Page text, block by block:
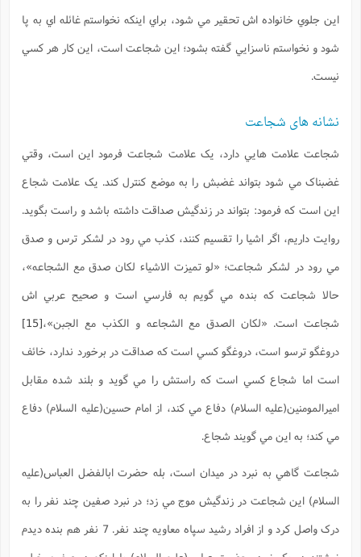
اين جلوي خانواده اش تحقير مي شود، براي اينکه نخواستم غائله اي به پا
شود و نخواستم ناسزايي گفته بشود؛ اين شجاعت است، اين کار هر کسي
نيست.
نشانه های شجاعت
شجاعت علامت هايي دارد، يک علامت شجاعت فرمود اين است، وقتي
غضبناک مي شود بتواند غضبش را به موضع کنترل کند. يک علامت شجاع
اين است که فرمود: بتواند در زندگيش صداقت داشته باشد و راست بگويد.
روايت داريم، اگر اشيا را تقسيم کنند، کذب مي رود در لشکر ترس و صدق
مي رود در لشکر شجاعت؛ «لو تميزت الاشياء لکان صدق مع الشجاعه»،
حالا شجاعت که بنده مي گويم به فارسي است و صحيح عربي اش
شجاعت است. «لکان الصدق مع الشجاعه و الکذب مع الجبن»،[15]
دروغگو ترسو است، دروغگو کسي است که صداقت در برخورد ندارد، خائف
است اما شجاع کسي است که راستش را مي گويد و بلند شده مقابل
اميرالمومنين(علیه السلام) دفاع مي کند، از امام حسين(علیه السلام) دفاع
مي کند؛ به اين مي گويند شجاع.
شجاعت گاهي به نبرد در ميدان است، بله حضرت ابالفضل العباس(علیه
السلام) اين شجاعت در زندگيش موج مي زد؛ در نبرد صفين چند نفر را به
درک واصل کرد و از افراد رشيد سپاه معاويه چند نفر. 7 نفر هم بنده ديدم